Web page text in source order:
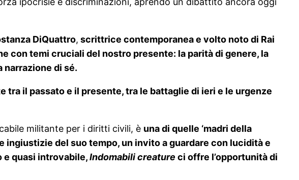
DiQuattro, scrittrice contemporanea e volto noto di Rai
con temi cruciali del nostro presente: la parità di genere, la
narrazione di sé.
tra il passato e il presente, tra le battaglie di ieri e le urgenze
militante per i diritti civili, è una di quelle ‘madri della
ingiustizie del suo tempo, un invito a guardare con lucidità e
e quasi introvabile,Indomabili creature ci offre l’opportunità di